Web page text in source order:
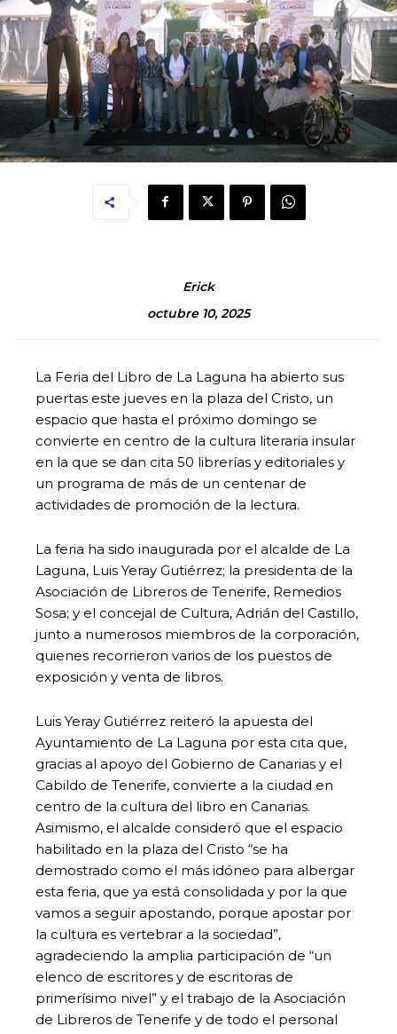
Erick
octubre 10, 2025
La Feria del Libro de La Laguna ha abierto sus
puertas este jueves en la plaza del Cristo, un
espacio que hasta el próximo domingo se
convierte en centro de la cultura literaria insular
en la que se dan cita 50 librerías y editoriales y
un programa de más de un centenar de
actividades de promoción de la lectura.
La feria ha sido inaugurada por el alcalde de La
Laguna, Luis Yeray Gutiérrez; la presidenta de la
Asociación de Libreros de Tenerife, Remedios
Sosa; y el concejal de Cultura, Adrián del Castillo,
junto a numerosos miembros de la corporación,
quienes recorrieron varios de los puestos de
exposición y venta de libros.
Luis Yeray Gutiérrez reiteró la apuesta del
Ayuntamiento de La Laguna por esta cita que,
gracias al apoyo del Gobierno de Canarias y el
Cabildo de Tenerife, convierte a la ciudad en
centro de la cultura del libro en Canarias.
Asimismo, el alcalde consideró que el espacio
habilitado en la plaza del Cristo “se ha
demostrado como el más idóneo para albergar
esta feria, que ya está consolidada y por la que
vamos a seguir apostando, porque apostar por
la cultura es vertebrar a la sociedad”,
agradeciendo la amplia participación de “un
elenco de escritores y de escritoras de
primerísimo nivel” y el trabajo de la Asociación
de Libreros de Tenerife y de todo el personal